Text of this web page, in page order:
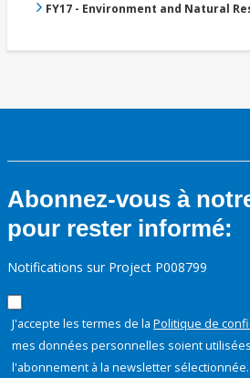
FY17 - Environment and Natural
Abonnez-vous à
pour rester informé:
Notifications sur Project P008799
J'accepte les termes de la Politique de
mes données personnelles soient
l'abonnement à la newsletter sélectionnée.